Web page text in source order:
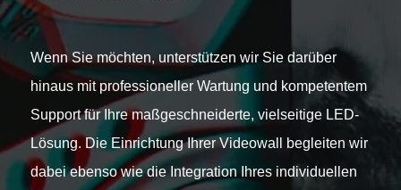
Wenn Sie möchten, unterstützen wir Sie darüber
hinaus mit professioneller Wartung und kompetentem
Support für Ihre maßgeschneiderte, vielseitige LED-
Lösung. Die Einrichtung Ihrer Videowall begleiten wir
dabei ebenso wie die Integration Ihres individuellen